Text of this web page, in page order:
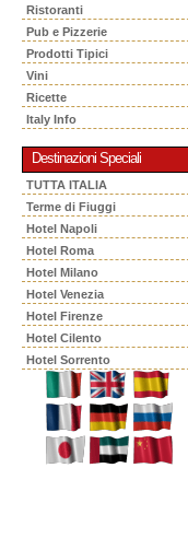
Ristoranti
Pub e Pizzerie
Prodotti Tipici
Vini
Ricette
Italy Info
Destinazioni Speciali
TUTTA ITALIA
Terme di Fiuggi
Hotel Napoli
Hotel Roma
Hotel Milano
Hotel Venezia
Hotel Firenze
Hotel Cilento
Hotel Sorrento